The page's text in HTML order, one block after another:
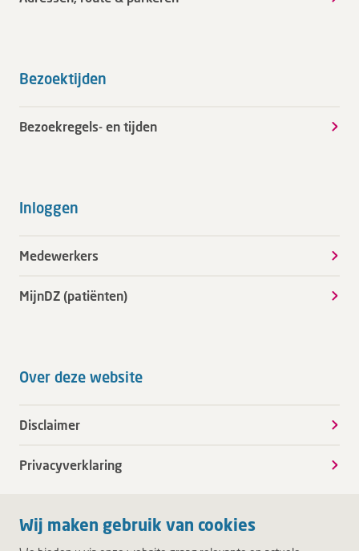
Wij maken gebruik van cookies
Bezoektijden
Bezoekregels- en tijden
Inloggen
Medewerkers
MijnDZ (patiënten)
Over deze website
Disclaimer
Privacyverklaring